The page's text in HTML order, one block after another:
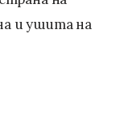
и ушита на